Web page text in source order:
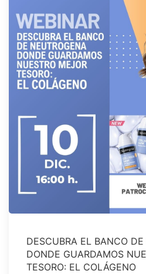
DESCUBRA EL BANCO
DONDE GUARDAMOS
TESORO: EL COLÁGENO